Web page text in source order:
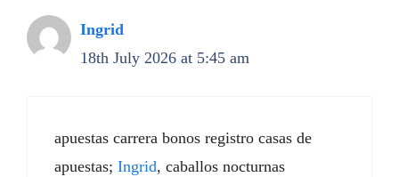
Ingrid
18th July 2026 at 5:45 am
apuestas carrera bonos registro casas de
apuestas; Ingrid, caballos nocturnas